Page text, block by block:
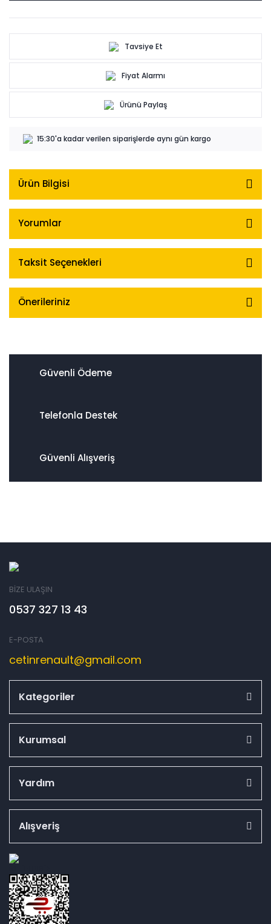
Tavsiye Et
Fiyat Alarmı
Ürünü Paylaş
15:30'a kadar verilen siparişlerde aynı gün kargo
Ürün Bilgisi
Yorumlar
Taksit Seçenekleri
Önerileriniz
Güvenli Ödeme
Telefonla Destek
Güvenli Alışveriş
BİZE ULAŞIN
0537 327 13 43
E-POSTA
cetinrenault@gmail.com
Kategoriler
Kurumsal
Yardım
Alışveriş